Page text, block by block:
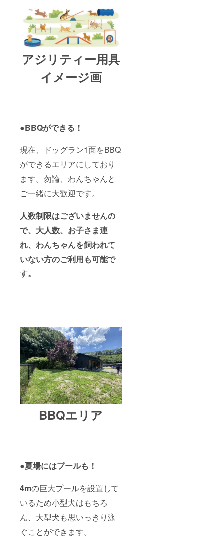
アジリティー用具
イメージ画
●BBQができる！
現在、ドッグラン1面をBBQ
ができるエリアにしており
ます。勿論、わんちゃんと
ご一緒に大歓迎です。
人数制限はございませんの
で、大人数、お子さま連
れ、わんちゃんを飼われて
いない方のご利用も可能で
す。
BBQエリア
●夏場にはプールも！
4mの巨大プールを設置して
いるため小型犬はもちろ
ん、大型犬も思いっきり泳
ぐことができます。